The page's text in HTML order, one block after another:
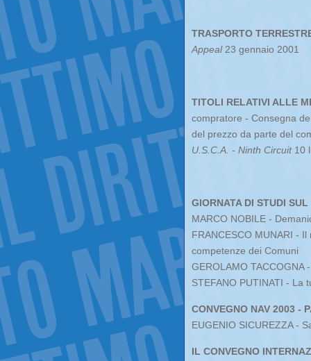
TRASPORTO
Appeal23 gennaio 2001
TITOLI RELATIVI ALLE
compratore - Consegna
del prezzo da parte del
U.S.C.A. - Ninth Circuit10
GIORNATA DI STUDI
MARCO NOBILE -
FRANCESCO MUNARI -
competenze dei Comuni
GEROLAMO TACCOGNA
STEFANO PUTINATI - La
CONVEGNO NAV 2003 -
EUGENIO SICUREZZA -
IL CONVEGNO